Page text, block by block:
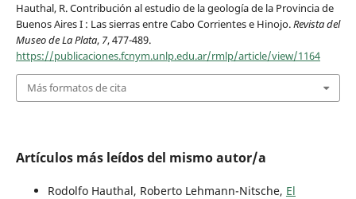
Hauthal, R. Contribución al estudio de la geología de la Provincia de
Buenos Aires I : Las sierras entre Cabo Corrientes e Hinojo.Revista del
Museo de La Plata, 7, 477-489.
https://publicaciones.fcnym.unlp.edu.ar/rmlp/article/view/1164
Más formatos de cita
Artículos más leídos del mismo autor/a
Rodolfo Hauthal, Roberto Lehmann-Nitsche, El